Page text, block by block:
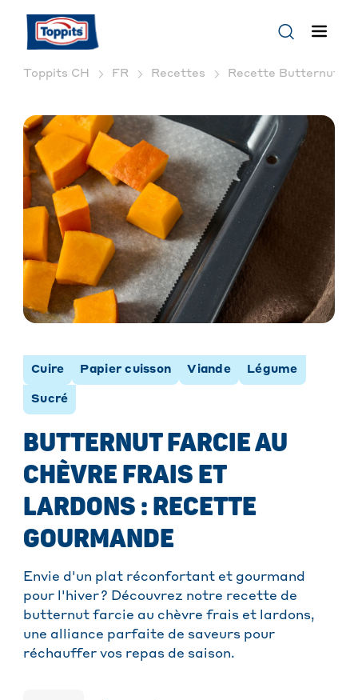
Toppits CH FR Recettes Recette Butternut
Cuire Papier cuisson Viande Légume
Sucré
BUTTERNUT FARCIE AU
CHÈVRE FRAIS ET
LARDONS : RECETTE
GOURMANDE
​Envie d'un plat réconfortant et gourmand
pour l'hiver ? Découvrez notre recette de
butternut farcie au chèvre frais et lardons,
une alliance parfaite de saveurs pour
réchauffer vos repas de saison.​